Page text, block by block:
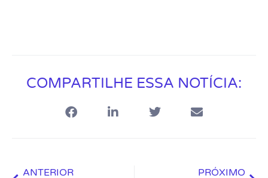
COMPARTILHE ESSA NOTÍCIA:
ANTERIOR PRÓXIMO